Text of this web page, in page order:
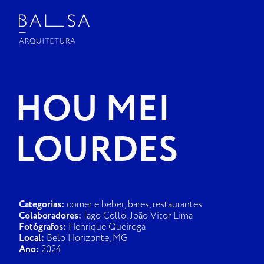
INÍCIO |
NA MÍDIA
CONTATO
HOU MEI
LOURDES
Categorias: comer e beber, bares, restaurantes
Colaboradores: Iago Collo, João Vitor Lima
Fotógrafos: Henrique Queiroga
Local: Belo Horizonte, MG
Ano: 2024